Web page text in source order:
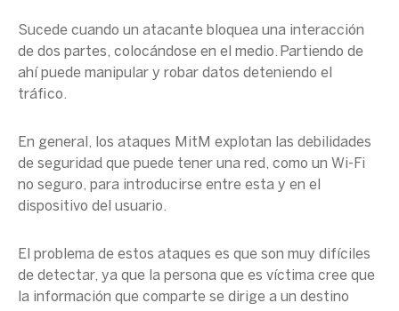
Sucede cuando un atacante bloquea una interacción
de dos partes, colocándose en el medio. Partiendo de
ahí puede manipular y robar datos deteniendo el
tráfico.
En general, los ataques MitM explotan las debilidades
de seguridad que puede tener una red, como un Wi-Fi
no seguro, para introducirse entre esta y en el
dispositivo del usuario.
El problema de estos ataques es que son muy difíciles
de detectar, ya que la persona que es víctima cree que
la información que comparte se dirige a un destino